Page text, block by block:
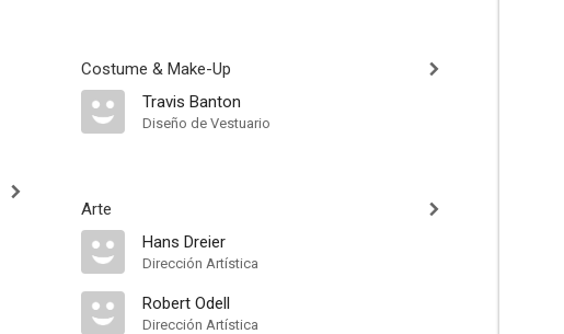
Costume & Make-Up
Travis Banton
Diseño de Vestuario
Arte
Hans Dreier
Dirección Artística
Robert Odell
Dirección Artística